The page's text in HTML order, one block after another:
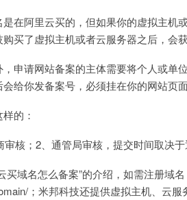
在阿里云买的，但如果你的虚拟主机
购买了虚拟主机或者云服务器之后，会
，申请网站备案的主体需要将个人或单
给你发备案号，必须挂在你的网站页
的：
审核；2、通管局审核，提交时间取决
买域名怎么备案”的介绍，如需注册域名
；米邦科技还提供虚拟主机 云服